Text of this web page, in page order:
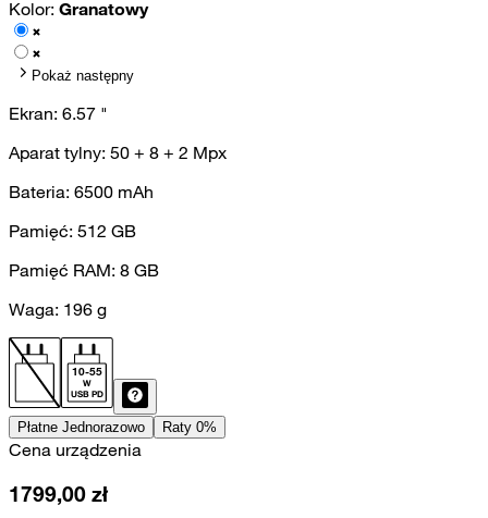
Kolor: Granatowy
Pokaż następny
Ekran: 6.57 "
Aparat tylny: 50 + 8 + 2 Mpx
Bateria: 6500 mAh
Pamięć: 512 GB
Pamięć RAM: 8 GB
Waga: 196 g
10-55
W
USB PD
Płatne Jednorazowo Raty 0%
Cena urządzenia
1799,00 zł